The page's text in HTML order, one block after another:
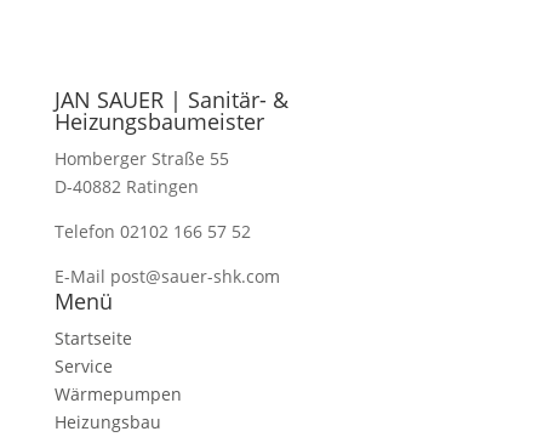
JAN SAUER | Sanitär- &
Heizungsbaumeister
Homberger Straße 55
D-40882 Ratingen
Telefon 02102 166 57 52
E-Mail post@sauer-shk.com
Menü
Startseite
Service
Wärmepumpen
Heizungsbau